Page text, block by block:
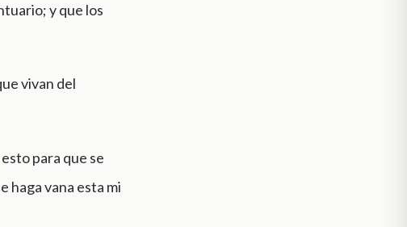
y que los
vivan del
para que se
haga vana esta mi